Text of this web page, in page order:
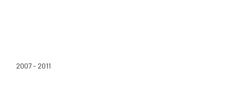
2007 - 2011